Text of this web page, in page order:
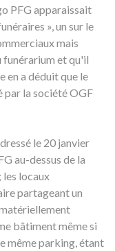
PFG apparaissait
», un sur le
mais
funérarium et qu'il
en a déduit que le
par la société OGF
le 20 janvier
au-dessus de la
locaux
partageant un
bâtiment même si
même parking, étant